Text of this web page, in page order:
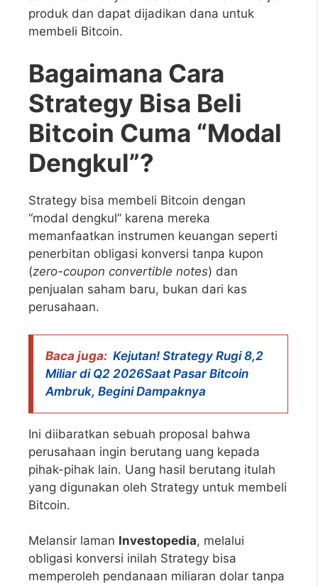
produk dan dapat dijadikan dana untuk
membeli Bitcoin.
Bagaimana Cara
Strategy Bisa Beli
Bitcoin Cuma “Modal
Dengkul”?
Strategy bisa membeli Bitcoin dengan
“modal dengkul” karena mereka
memanfaatkan instrumen keuangan seperti
penerbitan obligasi konversi tanpa kupon
(zero-coupon convertible notes) dan
penjualan saham baru, bukan dari kas
perusahaan.
Baca juga: Kejutan! Strategy Rugi 8,2
Miliar di Q2 2026Saat Pasar Bitcoin
Ambruk, Begini Dampaknya
Ini diibaratkan sebuah proposal bahwa
perusahaan ingin berutang uang kepada
pihak-pihak lain. Uang hasil berutang itulah
yang digunakan oleh Strategy untuk membeli
Bitcoin.
Melansir laman Investopedia, melalui
obligasi konversi inilah Strategy bisa
memperoleh pendanaan miliaran dolar tanpa